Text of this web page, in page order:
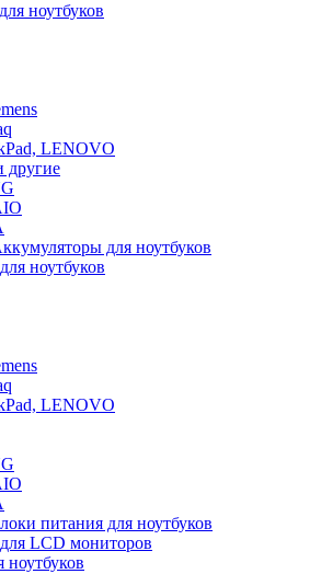
ноутбуков
LENOVO
другие
для ноутбуков
ноутбуков
LENOVO
питания для ноутбуков
LCD мониторов
ноутбуков